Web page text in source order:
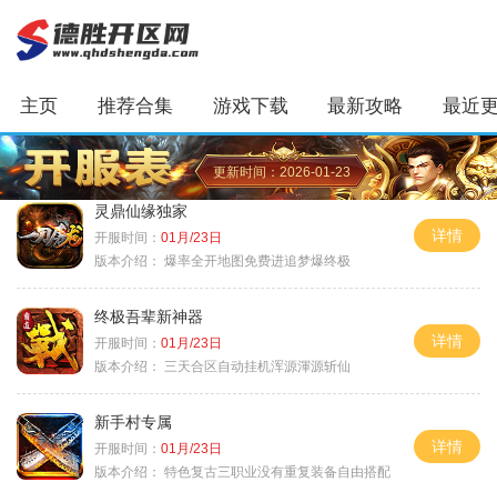
主页 推荐合集 游戏下载 最新攻略 最近
更新时间：2026-01-23
灵鼎仙缘独家
开服时间： 01月/23日
版本介绍： 爆率全开地图免费进追梦爆终极
详情
终极吾辈新神器
开服时间： 01月/23日
版本介绍：
三天合区自动挂机浑源渾源斩仙
详情
新手村专属
开服时间： 01月/23日
版本介绍： 特色复古三职业没有重复装备自由搭配
详情